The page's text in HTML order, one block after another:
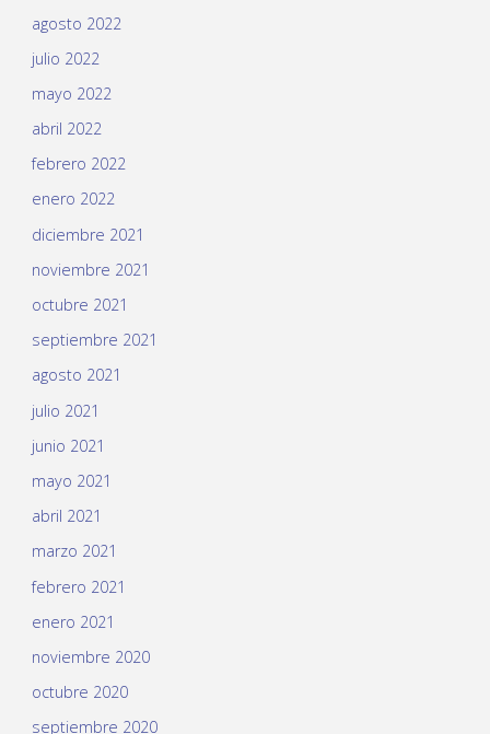
agosto 2022
julio 2022
mayo 2022
abril 2022
febrero 2022
enero 2022
diciembre 2021
noviembre 2021
octubre 2021
septiembre 2021
agosto 2021
julio 2021
junio 2021
mayo 2021
abril 2021
marzo 2021
febrero 2021
enero 2021
noviembre 2020
octubre 2020
septiembre 2020